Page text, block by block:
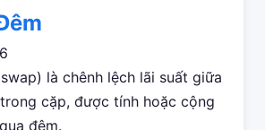
là chênh lệch lãi suất giữa
cặp, được tính hoặc cộng
đêm.